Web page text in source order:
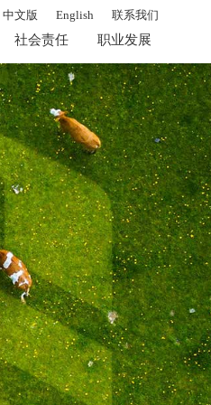
中文版 English 联系我们
社会责任 职业发展